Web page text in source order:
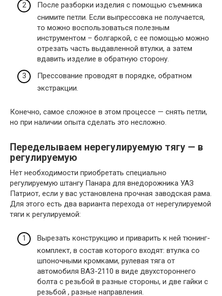
После разборки изделия с помощью съемника
снимите петли. Если выпрессовка не получается,
то можно воспользоваться полезным
инструментом – болгаркой, с ее помощью можно
отрезать часть выдавленной втулки, а затем
вдавить изделие в обратную сторону.
Прессование проводят в порядке, обратном
экстракции.
Конечно, самое сложное в этом процессе — снять петли,
но при наличии опыта сделать это несложно.
Переделываем нерегулируемую тягу — в
регулируемую
Нет необходимости приобретать специально
регулируемую штангу Панара для внедорожника УАЗ
Патриот, если у вас установлена ​​прочная заводская рама.
Для этого есть два варианта перехода от нерегулируемой
тяги к регулируемой:
Вырезать конструкцию и приварить к ней тюнинг-
комплект, в состав которого входят: втулка со
шпоночными кромками, рулевая тяга от
автомобиля ВАЗ-2110 в виде двухстороннего
болта с резьбой в разные стороны, и две гайки с
резьбой , разные направления.